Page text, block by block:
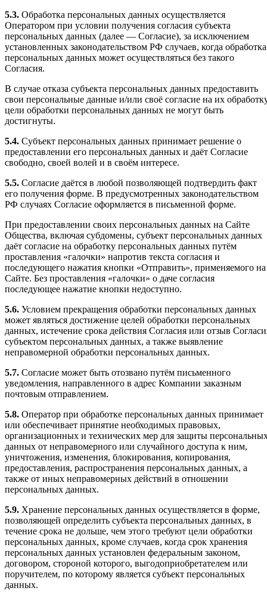
5.3. Обработка персональных данных осуществляется
Оператором при условии получения согласия субъекта
персональных данных (далее — Согласие), за исключением
установленных законодательством РФ случаев, когда обработка
персональных данных может осуществляться без такого
Согласия.
В случае отказа субъекта персональных данных предоставить
свои персональные данные и/или своё согласие на их
цели обработки персональных данных не могут быть
достигнуты.
5.4. Субъект персональных данных принимает решение о
предоставлении его персональных данных и даёт Согласие
свободно, своей волей и в своём интересе.
5.5. Согласие даётся в любой позволяющей подтвердить факт
его получения форме. В предусмотренных законодательством
РФ случаях Согласие оформляется в письменной форме.
При предоставлении своих персональных данных на Сайте
Общества, включая субдомены, субъект персональных данных
даёт согласие на обработку персональных данных путём
проставления «галочки» напротив текста согласия и
последующего нажатия кнопки «Отправить», применяемого на
Сайте. Без проставления «галочки» о даче согласия
последующее нажатие кнопки недоступно.
5.6. Условием прекращения обработки персональных данных
может являться достижение целей обработки персональных
данных, истечение срока действия Согласия или отзыв
субъектом персональных данных, а также выявление
неправомерной обработки персональных данных.
5.7. Согласие может быть отозвано путём письменного
уведомления, направленного в адрес Компании заказным
почтовым отправлением.
5.8. Оператор при обработке персональных данных принимает
или обеспечивает принятие необходимых правовых,
организационных и технических мер для защиты
данных от неправомерного или случайного доступа к ним,
уничтожения, изменения, блокирования, копирования,
предоставления, распространения персональных данных, а
также от иных неправомерных действий в отношении
персональных данных.
5.9. Хранение персональных данных осуществляется в форме,
позволяющей определить субъекта персональных данных, в
течение срока не дольше, чем этого требуют цели обработки
персональных данных, кроме случаев, когда срок хранения
персональных данных установлен федеральным законом,
договором, стороной которого, выгодоприобретателем или
поручителем, по которому является субъект персональных
данных.